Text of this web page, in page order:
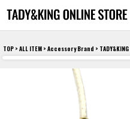
TOP > ALL ITEM > Accessory Brand > TADY&KING